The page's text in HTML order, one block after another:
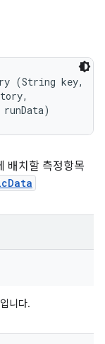
(String key,
runData)
배치할 측정항목
니다.